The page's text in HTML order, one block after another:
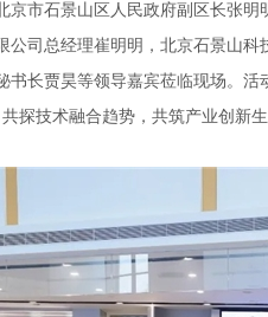
京市石景山区人民政府副区长张
公司总经理崔明明，北京石景山
书长贾昊等领导嘉宾莅临现场。
探技术融合趋势，共筑产业创新生